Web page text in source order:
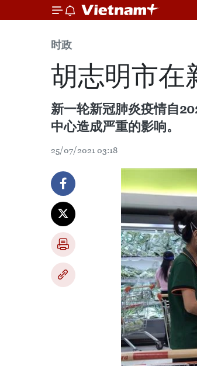
时政
胡志明市在
新一轮新冠肺炎疫情自
中心造成严重的影响。
25/07/2021 03:18